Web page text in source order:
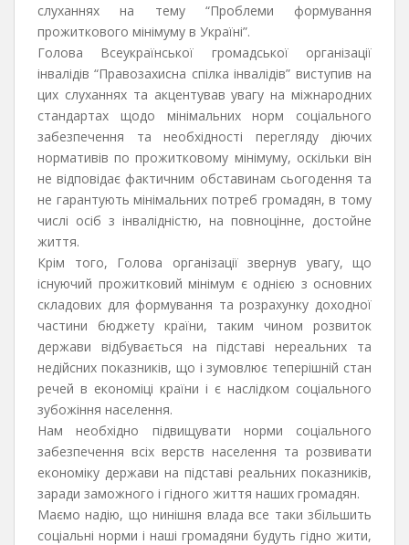
слуханнях на тему “Проблеми формування
прожиткового мінімуму в Україні”.
Голова Всеукраїнської громадської організації
інвалідів “Правозахисна спілка інвалідів” виступив на
цих слуханнях та акцентував увагу на міжнародних
стандартах щодо мінімальних норм соціального
забезпечення та необхідності перегляду діючих
нормативів по прожитковому мінімуму, оскільки він
не відповідає фактичним обставинам сьогодення та
не гарантують мінімальних потреб громадян, в тому
числі осіб з інвалідністю, на повноцінне, достойне
життя.
Крім того, Голова організації звернув увагу, що
існуючий прожитковий мінімум є однією з основних
складових для формування та розрахунку доходної
частини бюджету країни, таким чином розвиток
держави відбувається на підставі нереальних та
недійсних показників, що і зумовлює теперішній стан
речей в економіці країни і є наслідком соціального
зубожіння населення.
Нам необхідно підвищувати норми соціального
забезпечення всіх верств населення та розвивати
економіку держави на підставі реальних показників,
заради заможного і гідного життя наших громадян.
Маємо надію, що нинішня влада все таки збільшить
соціальні норми і наші громадяни будуть гідно жити,